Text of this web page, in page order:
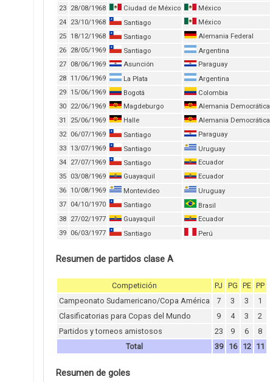
23
28/08/1968 Ciudad de México México
24
23/10/1968 Santiago México
25 18/12/1968 Santiago Alemania Federal
26
28/05/1969 Santiago Argentina
27
08/06/1969 Asunción Paraguay
28 11/06/1969 La Plata Argentina
29 15/06/1969 Bogotá Colombia
30
22/06/1969 Magdeburgo Alemania Democrática
31
25/06/1969 Halle Alemania Democrática
32
06/07/1969 Santiago Paraguay
33 13/07/1969 Santiago Uruguay
34
27/07/1969 Santiago Ecuador
35
03/08/1969 Guayaquil Ecuador
36 10/08/1969 Montevideo Uruguay
37
04/10/1970 Santiago Brasil
38
27/02/1977 Guayaquil Ecuador
39
06/03/1977 Santiago Perú
Resumen de partidos clase A
Competición PJ PG PE PP
Campeonato Sudamericano/Copa América
7 3 3
1
Clasificatorias para Copas del Mundo
9 4 3
2
Partidos y torneos amistosos
23 9 6
8
Total
39 16 12 11
Resumen de goles